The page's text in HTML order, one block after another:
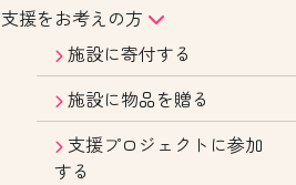
支援をお考えの方
施設に寄付する
施設に物品を贈る
支援プロジェクトに参加
する